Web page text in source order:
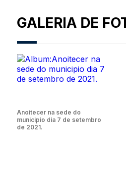
GALERIA DE
Anoitecer na sede do
municipio dia 7 de setembro
de 2021.